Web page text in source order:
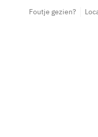
Foutje gezien?